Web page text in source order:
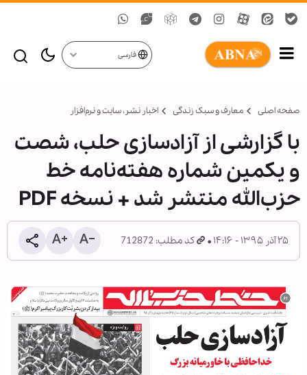
فارسی
صفحه اصلی معارف و سبک زندگی اخبار نشر، سايت و نرم‌افزار
با گزارشی از آزادسازی حلب، شصت
و یکمین شماره هفته‌نامه‌ خط
حزب‌الله منتشر شد + نسخه‌ PDF
۲۵ آذر ۱۳۹۵ - ۱۴:۱۶ کد مطلب: 712872